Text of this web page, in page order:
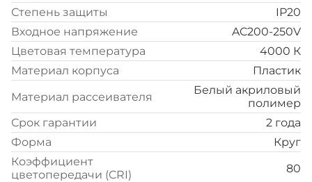
Степень защиты
IP20
Входное напряжение
AC200-250V
Цветовая температура
4000 К
Материал корпуса
Пластик
Материал рассеивателя
Белый акриловый
полимер
Срок гарантии
2 года
Форма
Круг
Коэффициент
цветопередачи (CRI)
80